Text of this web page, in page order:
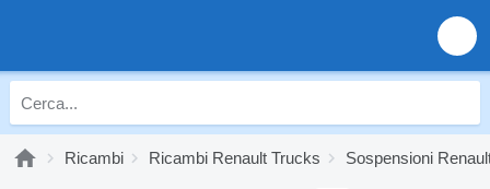
Ricambi Ricambi Renault Trucks Sospensioni